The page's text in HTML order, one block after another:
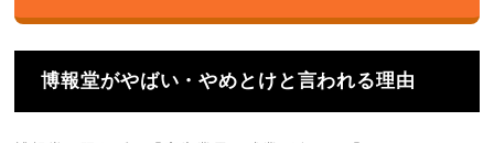
博報堂︎がやばい・やめとけと言われる理由